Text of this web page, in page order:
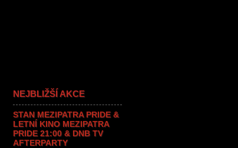
NEJBLIŽŠÍ AKCE
STAN MEZIPATRA PRIDE &
LETNÍ KINO MEZIPATRA
PRIDE 21:00 & DNB TV
AFTERPARTY